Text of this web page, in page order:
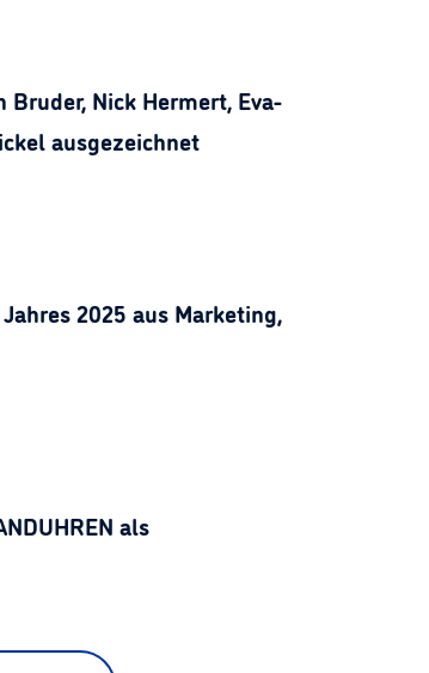
Nick Hermert, Eva-
ausgezeichnet
2025 aus Marketing,
als